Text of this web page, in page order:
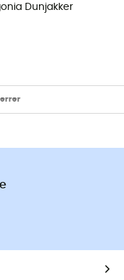
Dunjakker